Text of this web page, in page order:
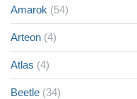
Amarok (54)
Arteon (4)
Atlas (4)
Beetle (34)